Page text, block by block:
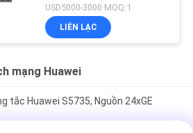
USD5000-3000 MOQ:1
LIÊN LẠC
mạng Huawei
tắc Huawei S5735, Nguồn 24xGE